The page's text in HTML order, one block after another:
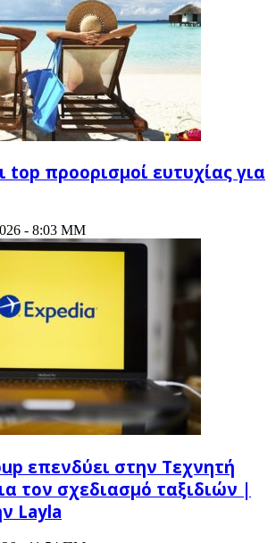
top προορισμοί ευτυχίας για
- 8:03 ΜΜ
επενδύει στην Τεχνητή
τον σχεδιασμό ταξιδιών |
Layla